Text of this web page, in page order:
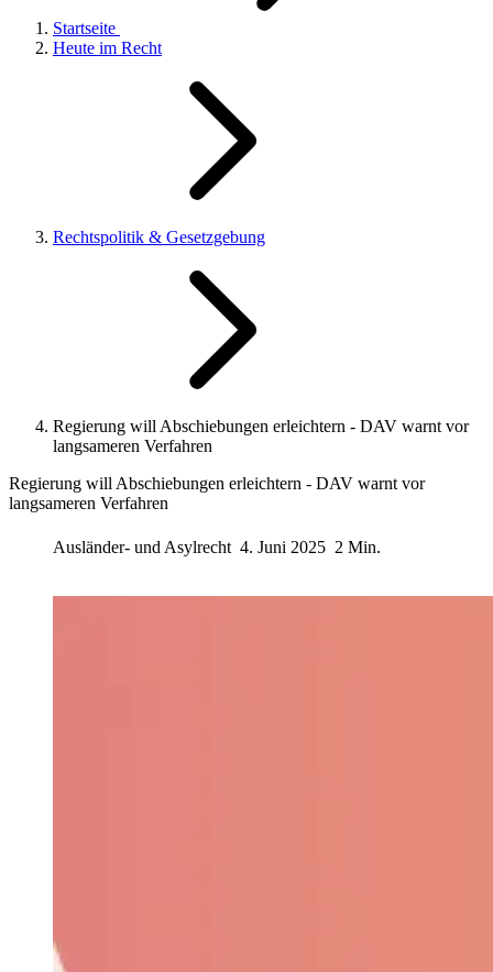
Startseite
Heute im Recht
Rechtspolitik & Gesetzgebung
Regierung will Abschiebungen erleichtern - DAV warnt vor
langsameren Verfahren
Regierung will Abschiebungen erleichtern - DAV warnt vor
langsameren Verfahren
Ausländer- und Asylrecht 4. Juni 2025 2 Min.